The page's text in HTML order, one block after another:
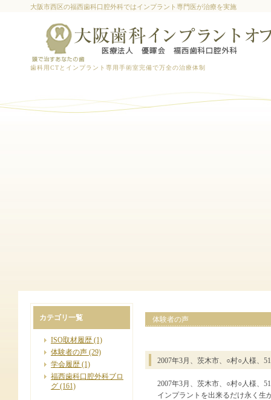
大阪市西区の福西歯科口腔外科ではインプラント専門医が治療を実施
歯科用CTとインプラント専用手術室完備で万全の治療体制
体験者の声
2007年3月、茨木市、○村○人様、
2007年3月、茨木市、○村○人様、
インプラントを出来るだけ永く生
カテゴリ一覧
ISO取材履歴 (1)
体験者の声 (29)
学会履歴 (1)
福西歯科口腔外科ブロ
グ (161)